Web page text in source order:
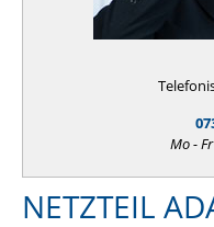
Mo -
NETZTEIL